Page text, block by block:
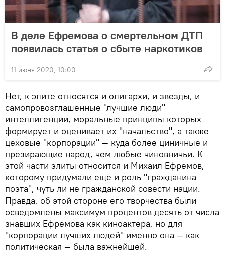
В деле Ефремова о смертельном ДТП
появилась статья о сбыте наркотиков
11 июня 2020, 10:00
Нет, к элите относятся и олигархи, и звезды, и
самопровозглашенные "лучшие люди"
интеллигенции, моральные принципы которых
формирует и оценивает их "начальство", а также
цеховые "корпорации" — куда более циничные и
презирающие народ, чем любые чиновничьи. К
этой части элиты относится и Михаил Ефремов,
которому придумали еще и роль "гражданина
поэта", чуть ли не гражданской совести нации.
Правда, об этой стороне его творчества были
осведомлены максимум процентов десять от числа
знавших Ефремова как киноактера, но для
"корпорации лучших людей" именно она — как
политическая — была важнейшей.